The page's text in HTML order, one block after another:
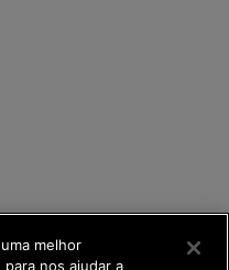
melhor
nos ajudar a